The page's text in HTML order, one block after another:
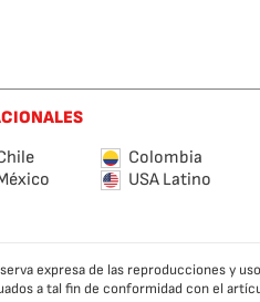
Colombia
USA Latino
expresa de las reproducciones y
a tal fin de conformidad con el